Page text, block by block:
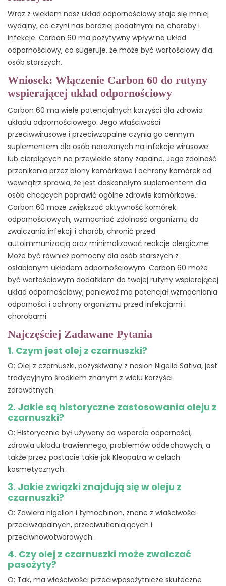
Wraz z wiekiem nasz układ odpornościowy staje się mniej
wydajny, co czyni nas bardziej podatnymi na choroby i
infekcje. Carbon 60 ma pozytywny wpływ na układ
odpornościowy, co sugeruje, że może być wartościowy dla
osób starszych.
Wniosek: Włączenie Carbon 60 do rutyny
wspierającej układ odpornościowy
Carbon 60 ma wiele potencjalnych korzyści dla zdrowia
układu odpornościowego. Jego właściwości
przeciwwirusowe i przeciwzapalne czynią go cennym
suplementem dla osób narażonych na infekcje wirusowe
lub cierpiących na przewlekłe stany zapalne. Jego zdolność
przenikania przez błony komórkowe i ochrony komórek od
wewnątrz sprawia, że jest doskonałym suplementem dla
osób chcących poprawić ogólne zdrowie komórkowe.
Carbon 60 może zwiększać aktywność komórek
odpornościowych, wzmacniać zdolność organizmu do
zwalczania infekcji i chorób, chronić przed
autoimmunizacją oraz minimalizować reakcje alergiczne.
Może być również pomocny dla osób starszych z
osłabionym układem odpornościowym. Carbon 60 może
być wartościowym dodatkiem do twojej rutyny wspierającej
układ odpornościowy, ponieważ ma potencjał wzmacniania
odporności i ochrony organizmu przed infekcjami i
chorobami.
Najczęściej Zadawane Pytania
1. Czym jest olej z czarnuszki?
O: Olej z czarnuszki, pozyskiwany z nasion Nigella Sativa, jest
tradycyjnym środkiem znanym z wielu korzyści
zdrowotnych.
2. Jakie są historyczne zastosowania oleju z
czarnuszki?
O: Historycznie był używany do wsparcia odporności,
zdrowia układu trawiennego, problemów oddechowych, a
także przez postacie takie jak Kleopatra w celach
kosmetycznych.
3. Jakie związki znajdują się w oleju z
czarnuszki?
O: Zawiera nigellon i tymochinon, znane z właściwości
przeciwzapalnych, przeciwutleniających i
przeciwnowotworowych.
4. Czy olej z czarnuszki może zwalczać
pasożyty?
O: Tak, ma właściwości przeciwpasożytnicze skuteczne